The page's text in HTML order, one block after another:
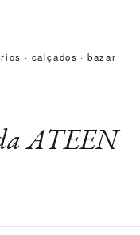
· calçados · bazar
ATEEN